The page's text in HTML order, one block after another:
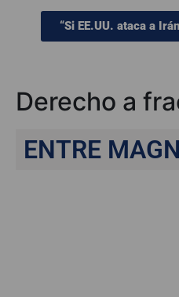
“Si EE.UU. ataca a
Derecho a
ENTRE